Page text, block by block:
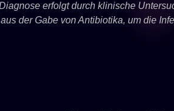
erfolgt durch klinische
der Gabe von Antibiotika, um die